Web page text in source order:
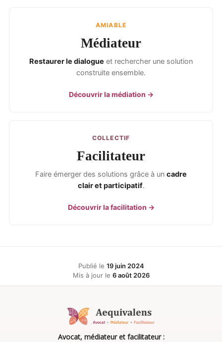
AMIABLE
Médiateur
Restaurer le dialogue et rechercher une solution
construite ensemble.
Découvrir la médiation →
COLLECTIF
Facilitateur
Faire émerger des solutions grâce à un cadre
clair et participatif.
Découvrir la facilitation →
Publié le 19 juin 2024
Mis à jour le 6 août 2026
Avocat, médiateur et facilitateur :